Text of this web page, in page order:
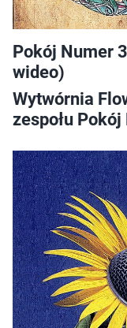
Pokój Numer
wideo)
Wytwórnia
zespołu